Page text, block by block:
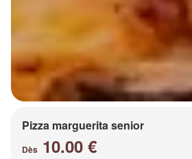
Pizza marguerita senior
Dès 10.00 €